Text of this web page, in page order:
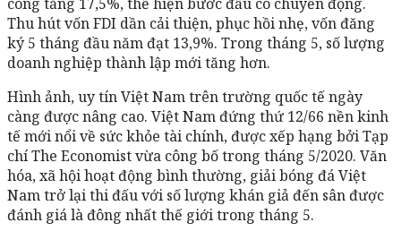
Thu hút vốn FDI dần cải thiện, phục hồi nhẹ, vốn đăng
ký 5 tháng đầu năm đạt 13,9%. Trong tháng 5, số lượng
doanh nghiệp thành lập mới tăng hơn.
Hình ảnh, uy tín Việt Nam trên trường quốc tế ngày
càng được nâng cao. Việt Nam đứng thứ 12/66 nền kinh
tế mới nổi về sức khỏe tài chính, được xếp hạng bởi Tạp
chí The Economist vừa công bố trong tháng 5/2020. Văn
hóa, xã hội hoạt động bình thường, giải bóng đá Việt
Nam trở lại thi đấu với số lượng khán giả đến sân được
đánh giá là đông nhất thế giới trong tháng 5.